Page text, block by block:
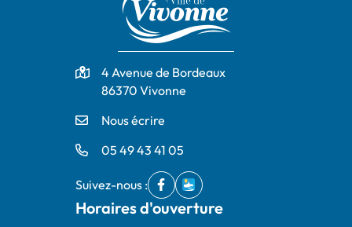
Adresse
4 Avenue de Bordeaux
86370 Vivonne
Nous écrire
05 49 43 41 05
Suivez-nous :
Facebook
(ouverture dans un nouvel onglet)
IntraMuros
(ouverture dans un nouvel
Horaires d'ouverture